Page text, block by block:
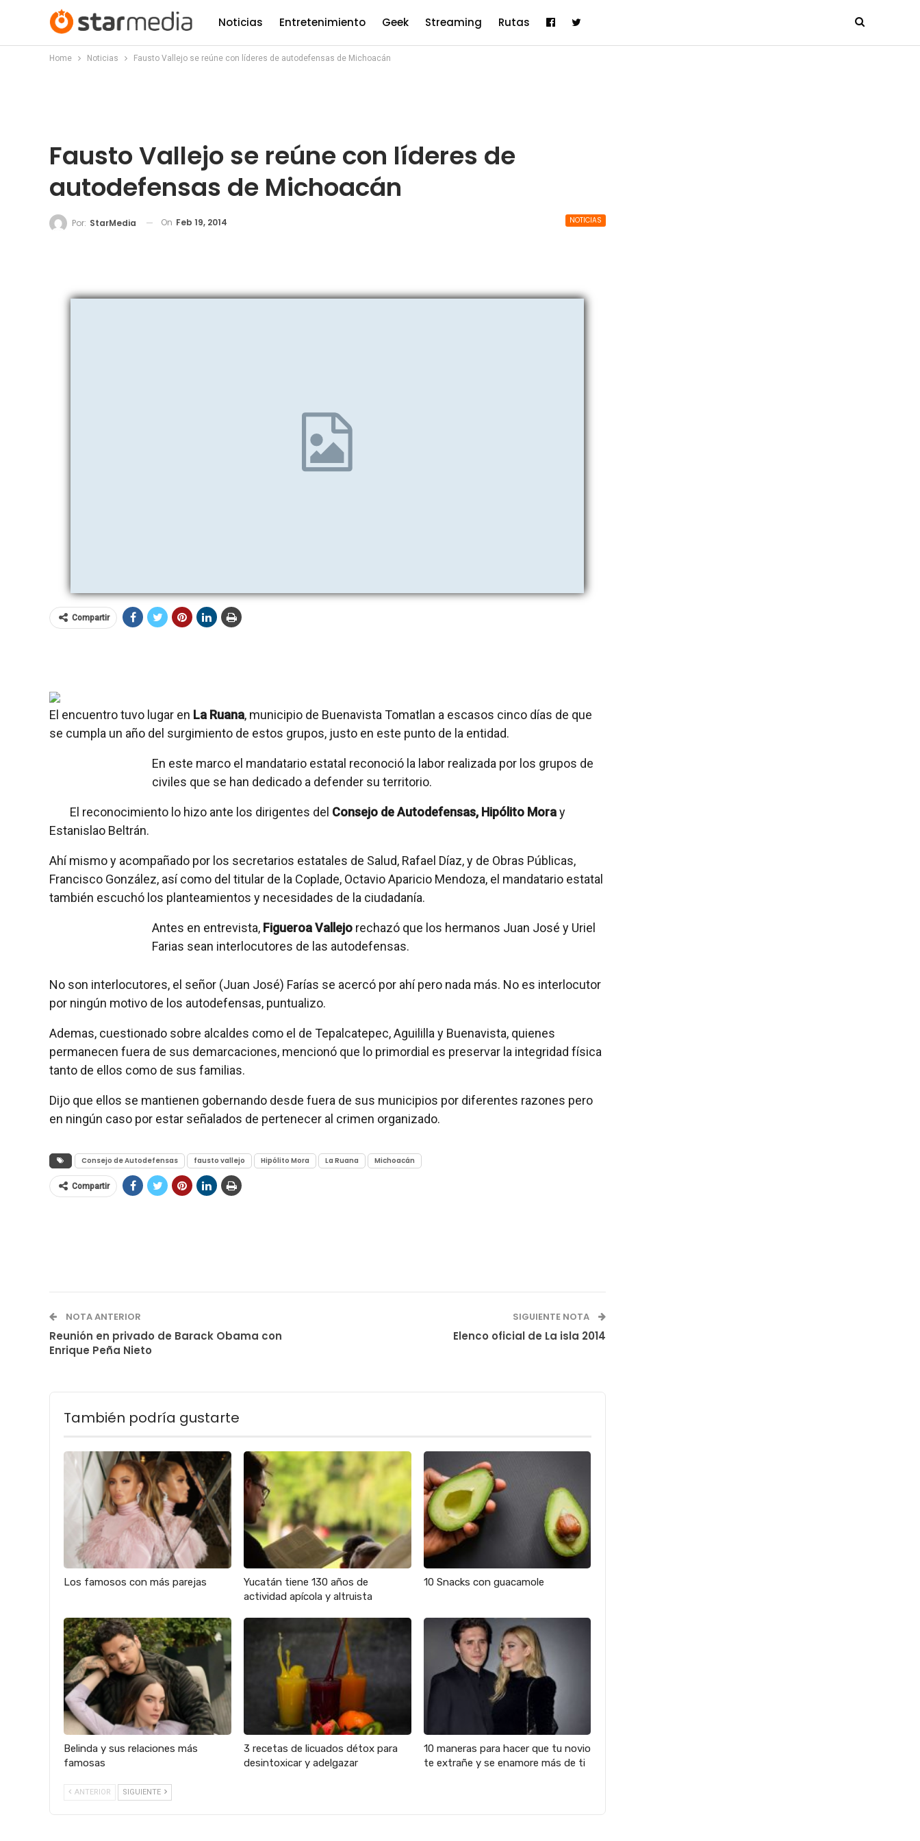
Noticias Entretenimiento Geek Streaming Rutas
Home Noticias Fausto Vallejo se reúne con líderes de autodefensas de Michoacán
Fausto Vallejo se reúne con líderes de
autodefensas de Michoacán
NOTICIAS
Por: StarMedia On Feb 19, 2014
Compartir
El encuentro tuvo lugar en La Ruana, municipio de Buenavista Tomatlan a escasos cinco días de que
se cumpla un año del surgimiento de estos grupos, justo en este punto de la entidad.
En este marco el mandatario estatal reconoció la labor realizada por los grupos de
civiles que se han dedicado a defender su territorio.
El reconocimiento lo hizo ante los dirigentes del Consejo de Autodefensas, Hipólito Moray
Estanislao Beltrán.
Ahí mismo y acompañado por los secretarios estatales de Salud, Rafael Díaz, y de Obras Públicas,
Francisco González, así como del titular de la Coplade, Octavio Aparicio Mendoza, el mandatario estatal
también escuchó los planteamientos y necesidades de la ciudadanía.
Antes en entrevista, Figueroa Vallejo rechazó que los hermanos Juan José y Uriel
Farias sean interlocutores de las autodefensas.
No son interlocutores, el señor (Juan José) Farías se acercó por ahí pero nada más. No es interlocutor
por ningún motivo de los autodefensas, puntualizo.
Ademas, cuestionado sobre alcaldes como el de Tepalcatepec, Aguililla y Buenavista, quienes
permanecen fuera de sus demarcaciones, mencionó que lo primordial es preservar la integridad física
tanto de ellos como de sus familias.
Dijo que ellos se mantienen gobernando desde fuera de sus municipios por diferentes razones pero
en ningún caso por estar señalados de pertenecer al crimen organizado.
Consejo de Autodefensas fausto vallejo Hipólito Mora La Ruana Michoacán
Compartir
NOTA ANTERIOR
Reunión en privado de Barack Obama con
Enrique Peña Nieto
SIGUIENTE NOTA
Elenco oficial de La isla 2014
También podría gustarte
Los famosos con más parejas
Yucatán tiene 130 años de
actividad apícola y altruista
10 Snacks con guacamole
Belinda y sus relaciones más
famosas
3 recetas de licuados détox para
desintoxicar y adelgazar
10 maneras para hacer que tu novio
te extrañe y se enamore más de ti
ANTERIOR SIGUIENTE